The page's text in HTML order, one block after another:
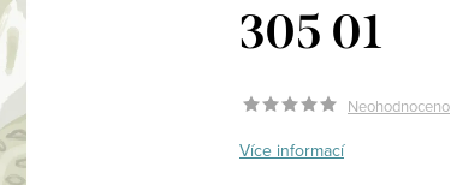
305 01
Neohodnoceno
Více informací